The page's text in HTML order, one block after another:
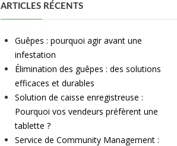
ARTICLES RÉCENTS
Guêpes : pourquoi agir avant une
infestation
Élimination des guêpes : des solutions
efficaces et durables
Solution de caisse enregistreuse :
Pourquoi vos vendeurs préfèrent une
tablette ?
Service de Community Management :